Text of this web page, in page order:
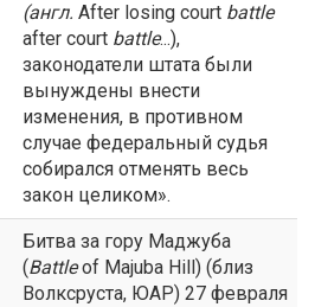
(англ. After losing court battle
after court battle...),
законодатели штата были
вынуждены внести
изменения, в противном
случае федеральный судья
собирался отменять весь
закон целиком».
Битва за гору Маджуба
(Battleof Majuba Hill) (близ
Волксруста, ЮАР) 27 февраля